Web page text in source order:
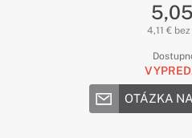
4,11 €
OTÁZKA